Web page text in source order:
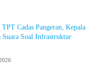
Cadas Pangeran, Kepala
Soal Infrastruktur